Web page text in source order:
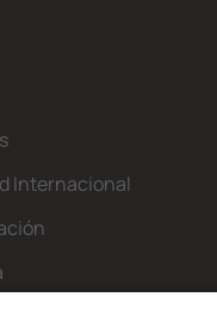
Internacional